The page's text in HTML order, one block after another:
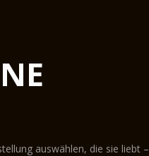
auswählen, die sie liebt –